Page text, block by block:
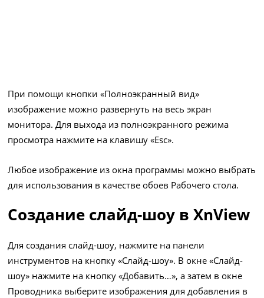
При помощи кнопки «Полноэкранный вид»
изображение можно развернуть на весь экран
монитора. Для выхода из полноэкранного режима
просмотра нажмите на клавишу «Esc».
Любое изображение из окна программы можно выбрать
для использования в качестве обоев Рабочего стола.
Создание слайд-шоу в XnView
Для создания слайд-шоу, нажмите на панели
инструментов на кнопку «Слайд-шоу». В окне «Слайд-
шоу» нажмите на кнопку «Добавить…», а затем в окне
Проводника выберите изображения для добавления в